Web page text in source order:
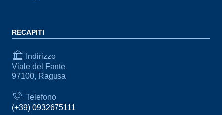
RECAPITI
Indirizzo
Viale del Fante
97100, Ragusa
Telefono
(+39) 0932675111